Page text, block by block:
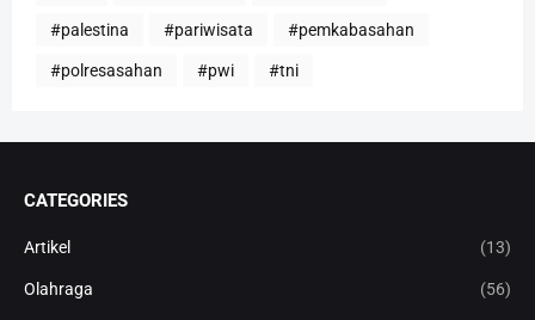
#palestina #pariwisata #pemkabasahan
#polresasahan #pwi #tni
CATEGORIES
Artikel (13)
Olahraga (56)